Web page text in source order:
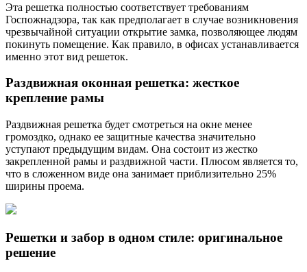
Эта решетка полностью соответствует требованиям
Госпожнадзора, так как предполагает в случае возникновения
чрезвычайной ситуации открытие замка, позволяющее людям
покинуть помещение. Как правило, в офисах устанавливается
именно этот вид решеток.
Раздвижная оконная решетка: жесткое
крепление рамы
Раздвижная решетка будет смотреться на окне менее
громоздко, однако ее защитные качества значительно
уступают предыдущим видам. Она состоит из жестко
закрепленной рамы и раздвижной части. Плюсом является то,
что в сложенном виде она занимает приблизительно 25%
ширины проема.
Решетки и забор в одном стиле: оригинальное
решение